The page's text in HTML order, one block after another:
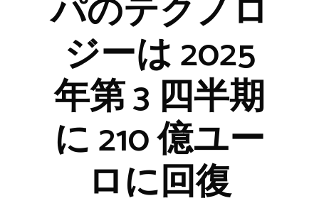
パのテクノロ
ジーは 2025
年第 3 四半期
に 210 億ユー
ロに回復